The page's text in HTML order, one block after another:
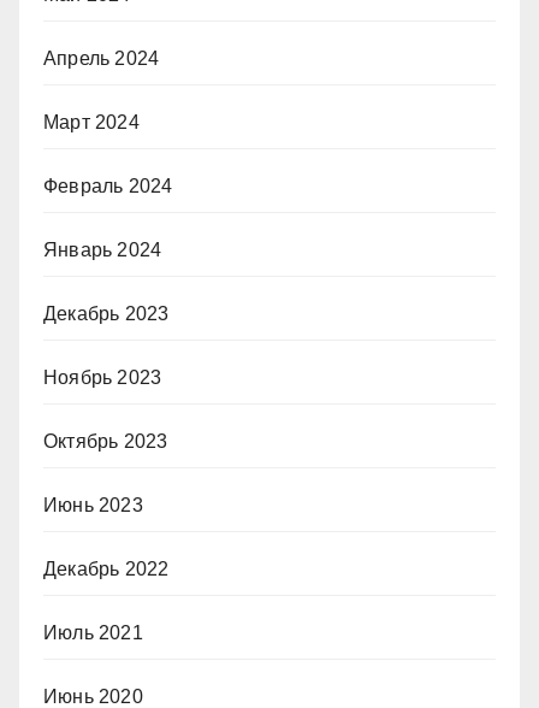
Апрель 2024
Март 2024
Февраль 2024
Январь 2024
Декабрь 2023
Ноябрь 2023
Октябрь 2023
Июнь 2023
Декабрь 2022
Июль 2021
Июнь 2020